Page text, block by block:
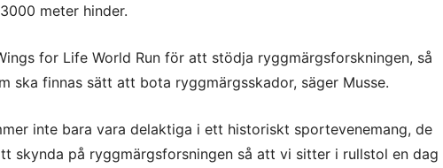
meter hinder.
for Life World Run för att stödja ryggmärgsforskningen, så
ska finnas sätt att bota ryggmärgsskador, säger Musse.
inte bara vara delaktiga i ett historiskt sportevenemang, de
skynda på ryggmärgsforsningen så att vi sitter i rullstol en dag